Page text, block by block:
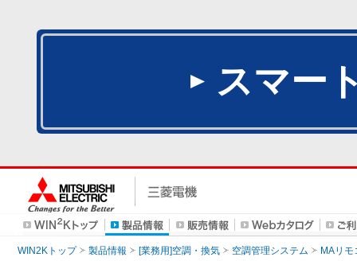
スマー
WIN2Kトップ 製品情報 [業務用]空調・換気 空調管理システム MAリモ